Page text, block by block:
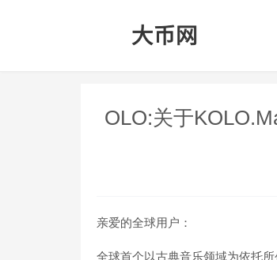
OLO:关于
亲爱的全球用户：
全球首个以古典音乐领域为依托